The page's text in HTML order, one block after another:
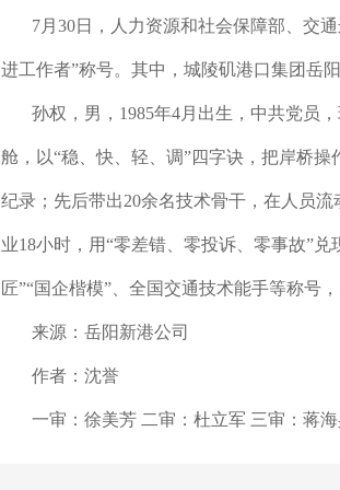
7月30日，人力资源和社会保障部、交通
进工作者”称号。其中，城陵矶港口集团岳
孙权，男，1985年4月出生，中共党员，
舱，以“稳、快、轻、调”四字诀，把岸桥
纪录；先后带出20余名技术骨干，在人员
业18小时，用“零差错、零投诉、零事故”
匠”“国企楷模”、全国交通技术能手等称号
来源：岳阳新港公司
作者：沈誉
一审：徐美芳 二审：杜立军 三审：蒋